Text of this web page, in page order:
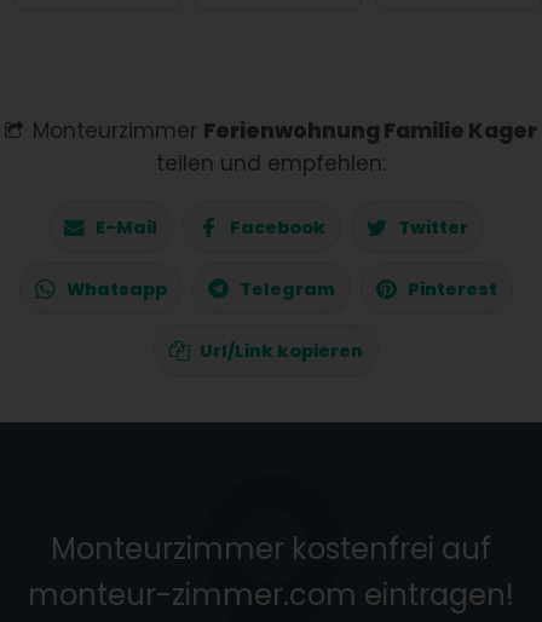
Monteurzimmer Ferienwohnung Familie Kager
teilen und empfehlen:
E-Mail Facebook Twitter
Whatsapp Telegram Pinterest
Url/Link kopieren
Monteurzimmer kostenfrei auf
monteur-zimmer.com eintragen!